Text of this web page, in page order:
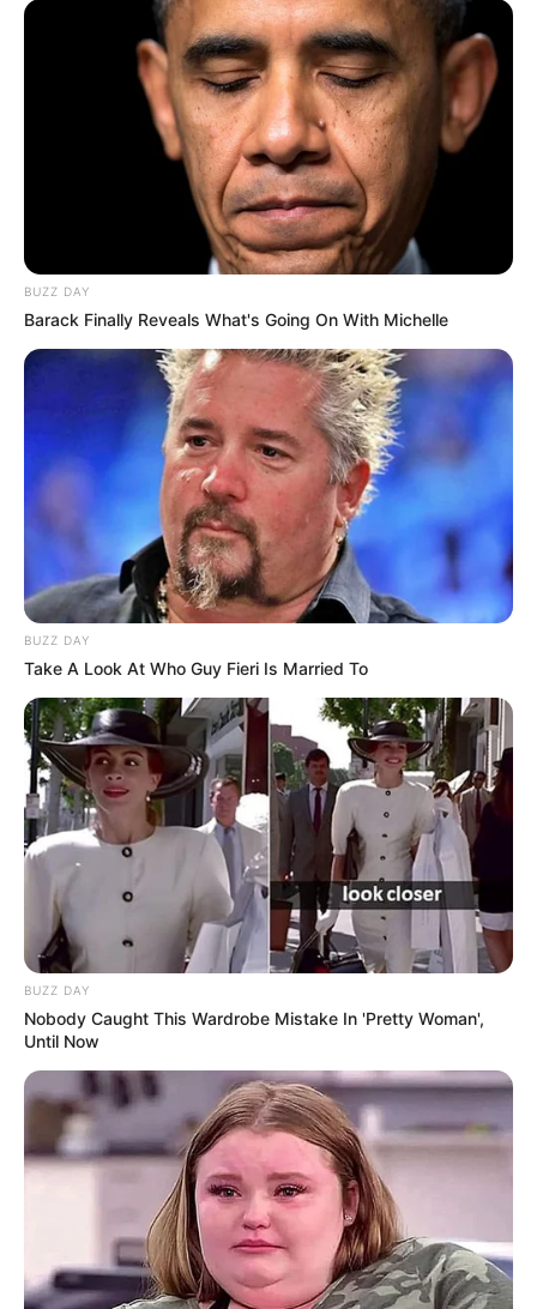
TAGS
ΑΚΤΗ ΝΗΡΕΩΣ
ΑΛΙΒΕΡΙ ΝΕΑ ΧΙΟΝΙΑ
ΤΑΥΤΟΤΗΤΑ ΚΑΙ ΕΠΙΚΟΙΝΩΝΙΑ ΟΡΟΙ ΧΡΗΣΗΣ
BUZZ DAY
Barack Finally Reveals What's Going On With Michelle
BUZZ DAY
Take A Look At Who Guy Fieri Is Married To
BUZZ DAY
Nobody Caught This Wardrobe Mistake In 'Pretty Woman',
Until Now